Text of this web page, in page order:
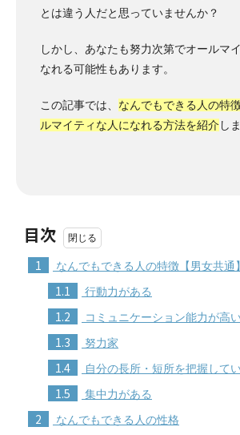
とは違う人だと思っていませんか？
しかし、あなたも努力次第でオールマ
なれる可能性もあります。
この記事では、 なんでもできる人の特
ルマイティな人になれる方法を紹介 し
目次
1 なんでもできる人の特徴【男女共通】
1.1 行動力がある
1.2 コミュニケーション能力が高い
1.3 努力家
1.4 自分の長所・短所を把握して
1.5 集中力がある
2 なんでもできる人の性格